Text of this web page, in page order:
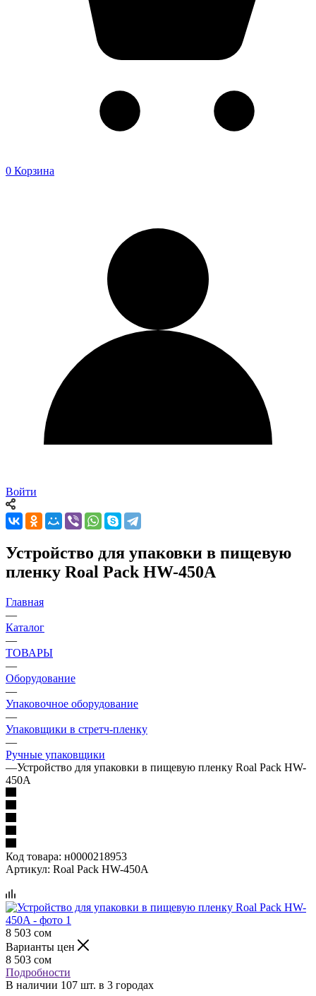
0 Корзина
Войти
Устройство для упаковки в пищевую
пленку Roal Pack HW-450A
Главная
—
Каталог
—
ТОВАРЫ
—
Оборудование
—
Упаковочное оборудование
—
Упаковщики в стретч-пленку
—
Ручные упаковщики
—Устройство для упаковки в пищевую пленку Roal Pack HW-
450A
Код товара: н0000218953
Артикул: Roal Pack HW-450A
8 503 сом
Варианты цен
8 503 сом
Подробности
В наличии 107 шт. в 3 городах